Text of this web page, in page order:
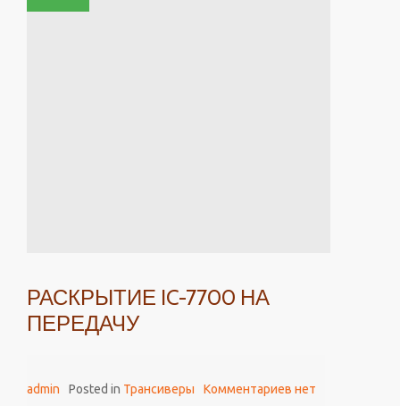
РАСКРЫТИЕ IC-7700 НА
ПЕРЕДАЧУ
admin Posted in Трансиверы Комментариев нет